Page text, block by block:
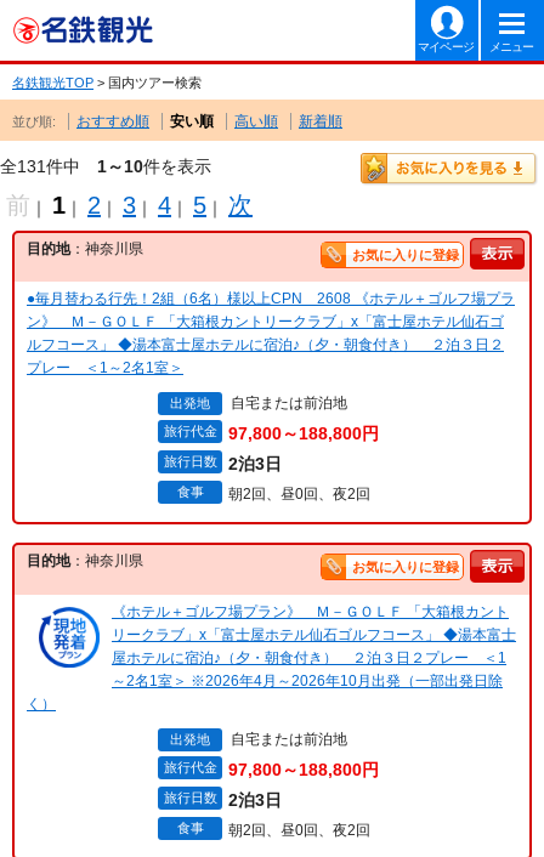
マイページ メニュー
名鉄観光TOP > 国内ツアー検索
並び順: おすすめ順 安い順 高い順 新着順
全131件中 1～10件を表示
前 ｜ 1 ｜ 2 ｜ 3 ｜ 4 ｜ 5 ｜ 次
目的地：神奈川県 お気に入りに登録
●毎月替わる行先！2組（6名）様以上CPN 2608 《ホテル＋ゴルフ場プラ
ン》 Ｍ－ＧＯＬＦ 「大箱根カントリークラブ」x「富士屋ホテル仙石ゴ
ルフコース」 ◆湯本富士屋ホテルに宿泊♪（夕・朝食付き） ２泊３日２
プレー ＜1～2名1室＞
出発地 自宅または前泊地
旅行代金 97,800～188,800円
旅行日数 2泊3日
食事 朝2回、昼0回、夜2回
目的地：神奈川県 お気に入りに登録
《ホテル＋ゴルフ場プラン》 Ｍ－ＧＯＬＦ 「大箱根カント
リークラブ」x「富士屋ホテル仙石ゴルフコース」 ◆湯本富士
屋ホテルに宿泊♪（夕・朝食付き） ２泊３日２プレー ＜1
～2名1室＞ ※2026年4月～2026年10月出発（一部出発日除
く）
出発地 自宅または前泊地
旅行代金 97,800～188,800円
旅行日数 2泊3日
食事 朝2回、昼0回、夜2回